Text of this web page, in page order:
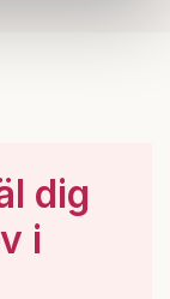
dig
i